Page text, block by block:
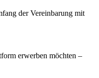
der Vereinbarung mit
erwerben möchten –